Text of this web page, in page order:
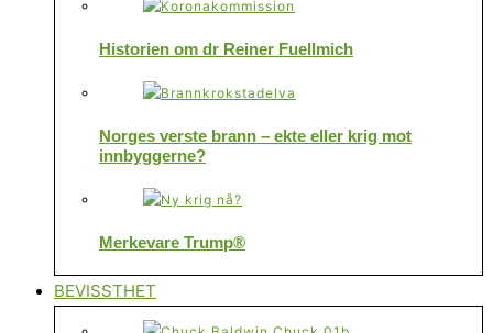
Historien om dr Reiner Fuellmich
Norges verste brann – ekte eller krig mot
innbyggerne?
Merkevare Trump®
BEVISSTHET